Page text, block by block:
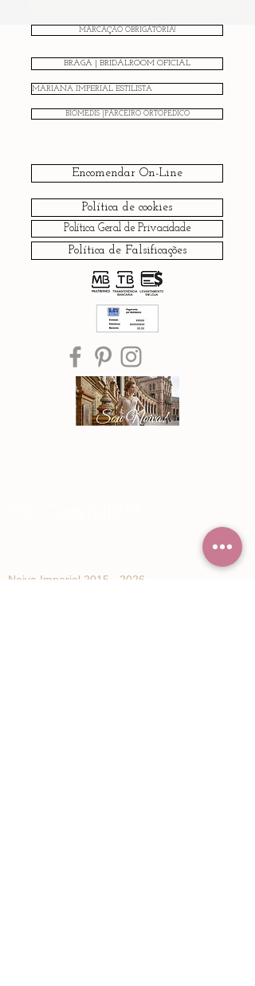
MARCAÇÃO OBRIGATÓRIA!
BRAGA | BRIDALROOM OFICIAL
MARIANA IMPERIAL ESTILISTA
BIOMEDIS |PARCEIRO ORTOPÉDICO
Encomendar On-Line
Política de cookies
Política Geral de Privacidade
Política de Falsificações
Noiva Imperial 2015 - 2026